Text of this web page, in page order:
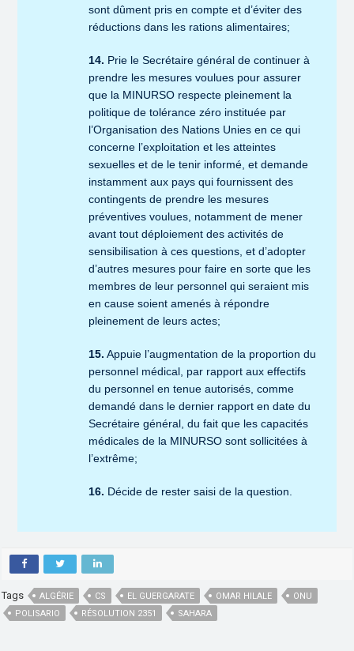
sont dûment pris en compte et d’éviter des
réductions dans les rations alimentaires;
14. Prie le Secrétaire général de continuer à
prendre les mesures voulues pour assurer
que la MINURSO respecte pleinement la
politique de tolérance zéro instituée par
l’Organisation des Nations Unies en ce qui
concerne l’exploitation et les atteintes
sexuelles et de le tenir informé, et demande
instamment aux pays qui fournissent des
contingents de prendre les mesures
préventives voulues, notamment de mener
avant tout déploiement des activités de
sensibilisation à ces questions, et d’adopter
d’autres mesures pour faire en sorte que les
membres de leur personnel qui seraient mis
en cause soient amenés à répondre
pleinement de leurs actes;
15. Appuie l’augmentation de la proportion du
personnel médical, par rapport aux effectifs
du personnel en tenue autorisés, comme
demandé dans le dernier rapport en date du
Secrétaire général, du fait que les capacités
médicales de la MINURSO sont sollicitées à
l’extrême;
16. Décide de rester saisi de la question.
Tags ALGÉRIE CS EL GUERGARATE OMAR HILALE
ONU
POLISARIO
RÉSOLUTION 2351 SAHARA